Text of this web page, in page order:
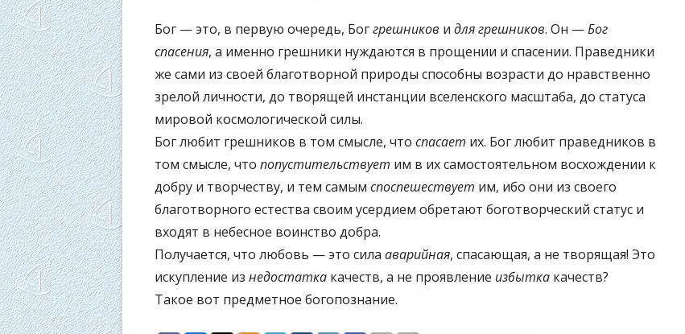
Бог — это, в первую очередь, Боггрешников и для грешников. Он —Бог
спасения, а именно грешники нуждаются в прощении и спасении. Праведники
же сами из своей благотворной природы способны возрасти до нравственно
зрелой личности, до творящей инстанции вселенского масштаба, до статуса
мировой космологической силы.
Бог любит грешников в том смысле, что спасает их. Бог любит праведников в
том смысле, что попустительствует им в их самостоятельном восхождении к
добру и творчеству, и тем самым споспешествует им, ибо они из своего
благотворного естества своим усердием обретают боготворческий статус и
входят в небесное воинство добра.
Получается, что любовь — это сила аварийная, спасающая, а не творящая! Это
искупление из недостатка качеств, а не проявление избытка качеств?
Такое вот предметное богопознание.